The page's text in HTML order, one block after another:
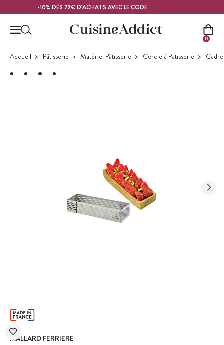
Contenu principal-10% DÈS 79€ D'ACHATS AVEC LE CODE
0
Accueil Pâtisserie Matériel Pâtisserie Cercle à Patisserie
MALLARD FERRIERE